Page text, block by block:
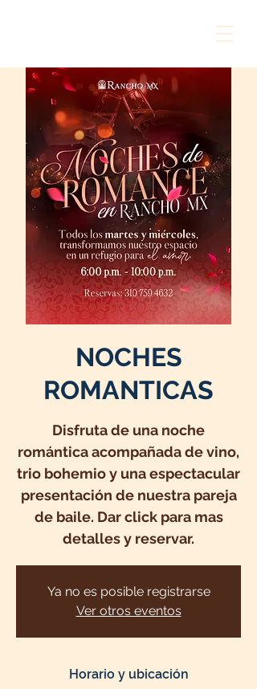
NOCHES
ROMANTICAS
Disfruta de una noche
romántica acompañada de vino,
trio bohemio y una espectacular
presentación de nuestra pareja
de baile. Dar click para mas
detalles y reservar.
Ya no es posible registrarse
Ver otros eventos
Horario y ubicación